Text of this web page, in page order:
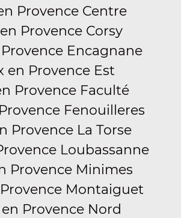
Provence Centre
Provence Corsy
Encagnane
en Provence Est
Provence Faculté
Fenouilleres
Provence La Torse
Loubassanne
Provence Minimes
Montaiguet
Provence Nord